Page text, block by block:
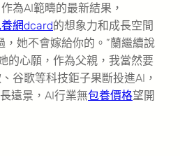
為AI範疇的最新結果，
網dcard的想象力和成長空間
，她不會嫁給你的。”蘭繼續說
的心願，作為父親，我當然要
谷歌等科技鉅子果斷投進AI，
遠景，AI行業無包養價格望開